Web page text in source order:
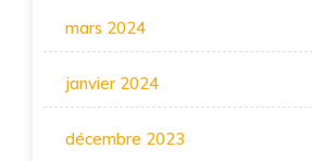
mars 2024
janvier 2024
décembre 2023